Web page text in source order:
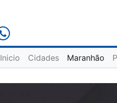
Inicio Cidades Maranhão